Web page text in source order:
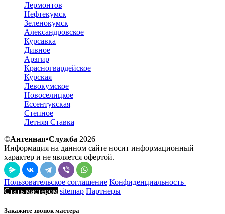
Лермонтов
Нефтекумск
Зеленокумск
Александровское
Курсавка
Дивное
Арзгир
Красногвардейское
Курская
Левокумское
Новоселицкое
Ессентукская
Степное
Летняя Ставка
©Антенная•Служба 2026
Информация на данном сайте носит информационный
характер и не является офертой.
Пользовательское соглашение Конфиденциальность
Стать мастером sitemap Партнеры
Закажите звонок мастера